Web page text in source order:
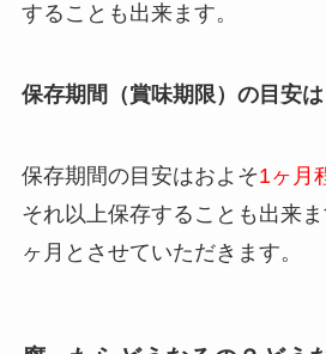
することも出来ます。
保存期間（賞味期限）の目安は
保存期間の目安はおよそ1ヶ月
それ以上保存することも出来
ヶ月とさせていただきます。